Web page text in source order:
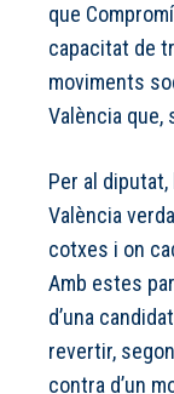
que
capacitat de
moviments
València que,
Per al
València
cotxes i on
Amb estes
d’una
revertir,
contra d’un